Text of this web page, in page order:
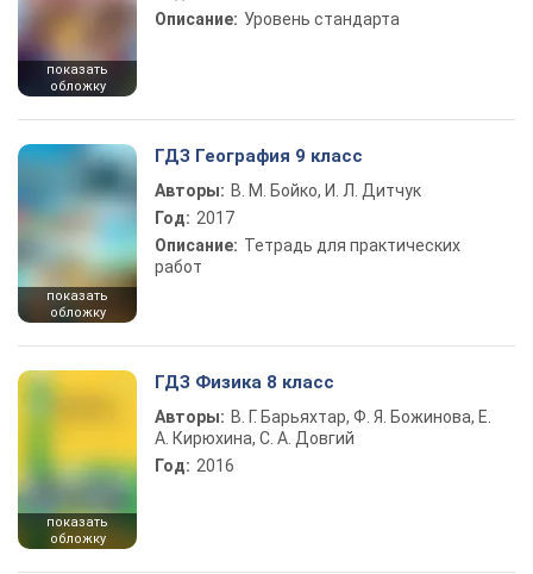
показать
обложку
Описание: Уровень стандарта
показать
обложку
ГДЗ География 9 класс
Авторы: В. М. Бойко, И. Л. Дитчук
Год: 2017
Описание: Тетрадь для практических
работ
показать
обложку
ГДЗ Физика 8 класс
Авторы: В. Г. Барьяхтар, Ф. Я. Божинова, Е.
А. Кирюхина, С. А. Довгий
Год: 2016